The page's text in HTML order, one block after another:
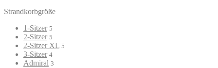
Strandkorbgröße
1-Sitzer 5
2-Sitzer 5
2-Sitzer XL 5
3-Sitzer 4
Admiral 3